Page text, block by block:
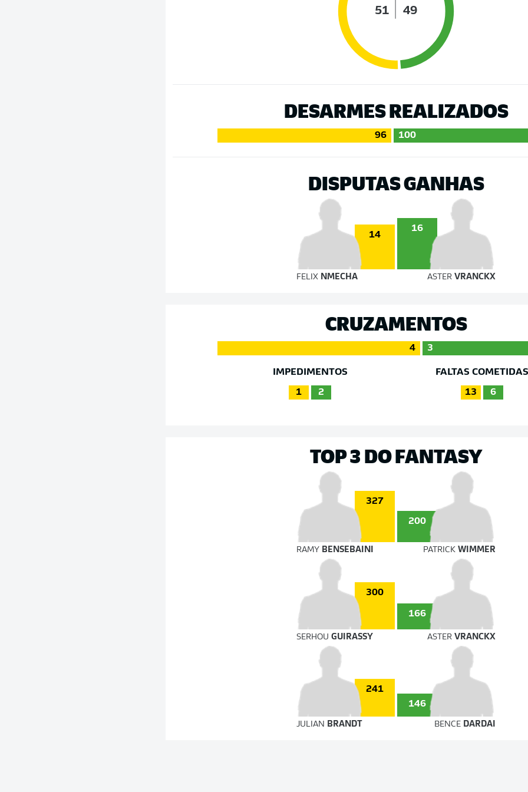
51 49
DESARMES REALIZADOS
96 100
DISPUTAS GANHAS
14
16
FELIX NMECHA ASTER VRANCKX
CRUZAMENTOS
4 3
IMPEDIMENTOS
1 2
FALTAS COMETIDAS
13 6
TOP 3 DO FANTASY
327
200
RAMY BENSEBAINI PATRICK WIMMER
300
166
SERHOUGUIRASSY ASTER VRANCKX
241
146
JULIAN BRANDT BENCE DARDAI